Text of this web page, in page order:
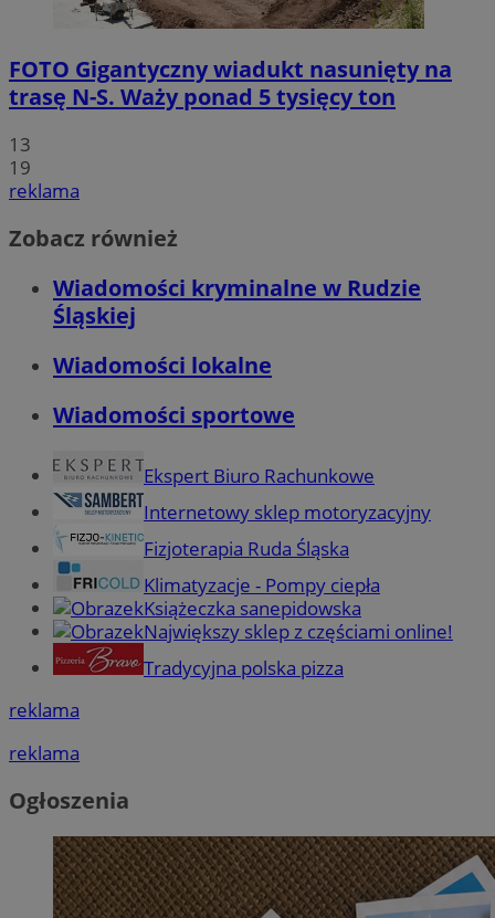
FOTO Gigantyczny wiadukt nasunięty na
trasę N-S. Waży ponad 5 tysięcy ton
13
19
reklama
Zobacz również
Wiadomości kryminalne w Rudzie
Śląskiej
Wiadomości lokalne
Wiadomości sportowe
Ekspert Biuro Rachunkowe
Internetowy sklep motoryzacyjny
Fizjoterapia Ruda Śląska
Klimatyzacje - Pompy ciepła
Książeczka sanepidowska
Największy sklep z częściami online!
Tradycyjna polska pizza
reklama
reklama
Ogłoszenia